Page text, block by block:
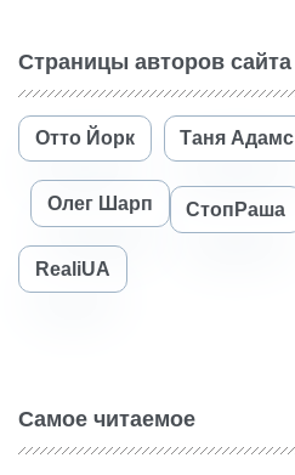
Страницы авторов сайта
Отто Йорк Таня Адамс
Олег Шарп СтопРаша
RealiUA
Самое читаемое